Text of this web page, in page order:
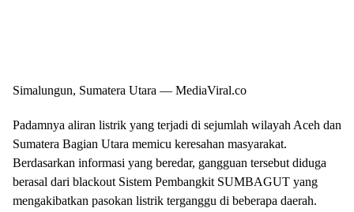
Simalungun, Sumatera Utara — MediaViral.co
Padamnya aliran listrik yang terjadi di sejumlah wilayah Aceh dan
Sumatera Bagian Utara memicu keresahan masyarakat.
Berdasarkan informasi yang beredar, gangguan tersebut diduga
berasal dari blackout Sistem Pembangkit SUMBAGUT yang
mengakibatkan pasokan listrik terganggu di beberapa daerah.